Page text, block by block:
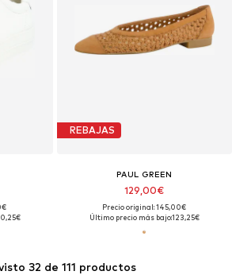
32 de 111 productos
REBAJAS
PAUL GREEN
129,00€
Precio original: 145,00€
Último precio más bajo:123,25€